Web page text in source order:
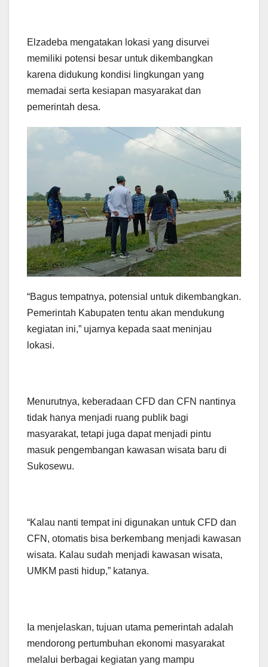
Elzadeba mengatakan lokasi yang disurvei
memiliki potensi besar untuk dikembangkan
karena didukung kondisi lingkungan yang
memadai serta kesiapan masyarakat dan
pemerintah desa.
“Bagus tempatnya, potensial untuk dikembangkan.
Pemerintah Kabupaten tentu akan mendukung
kegiatan ini,” ujarnya kepada saat meninjau
lokasi.
Menurutnya, keberadaan CFD dan CFN nantinya
tidak hanya menjadi ruang publik bagi
masyarakat, tetapi juga dapat menjadi pintu
masuk pengembangan kawasan wisata baru di
Sukosewu.
“Kalau nanti tempat ini digunakan untuk CFD dan
CFN, otomatis bisa berkembang menjadi kawasan
wisata. Kalau sudah menjadi kawasan wisata,
UMKM pasti hidup,” katanya.
Ia menjelaskan, tujuan utama pemerintah adalah
mendorong pertumbuhan ekonomi masyarakat
melalui berbagai kegiatan yang mampu